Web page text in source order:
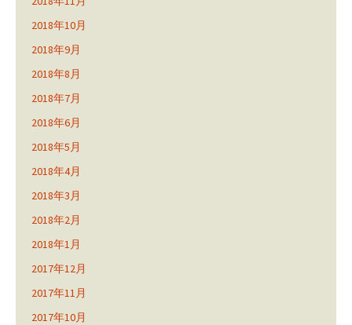
2018年10月
2018年9月
2018年8月
2018年7月
2018年6月
2018年5月
2018年4月
2018年3月
2018年2月
2018年1月
2017年12月
2017年11月
2017年10月